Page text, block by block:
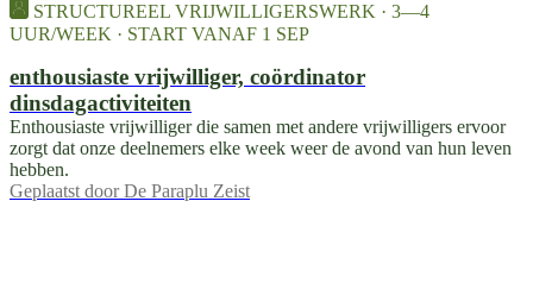
STRUCTUREEL VRIJWILLIGERSWERK · 3—4
UUR/WEEK · START VANAF 1 SEP
enthousiaste vrijwilliger, coördinator
dinsdagactiviteiten
Enthousiaste vrijwilliger die samen met andere vrijwilligers ervoor
zorgt dat onze deelnemers elke week weer de avond van hun leven
hebben.
Geplaatst door De Paraplu Zeist